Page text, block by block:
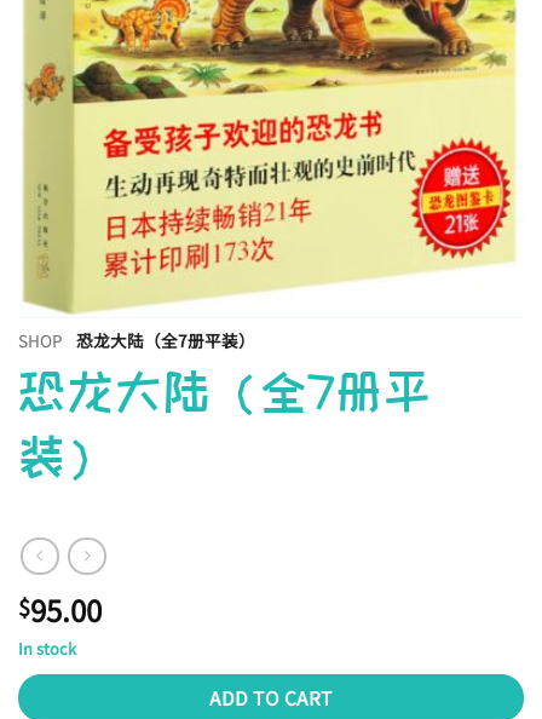
SHOP 恐龙大陆（全7册平装）
恐龙大陆（全7册平
装）
$95.00
In stock
ADD TO CART